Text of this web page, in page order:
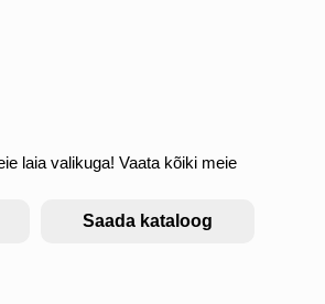
laia valikuga! Vaata kõiki meie
Saada kataloog